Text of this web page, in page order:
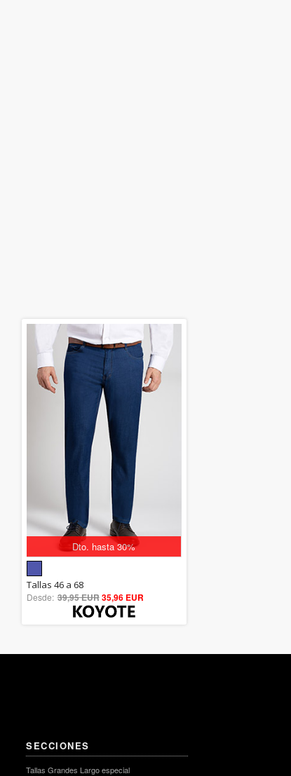
Dto. hasta 30%
5.00
out of 5
Tallas 46 a 68
Desde: 39,95 EUR35,96 EUR
SECCIONES
Tallas Grandes Largo especial